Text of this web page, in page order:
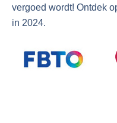
vergoed wordt! Ontdek
in 2024.